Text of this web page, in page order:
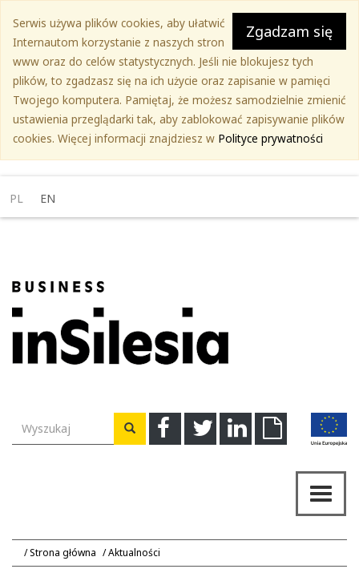
treści
głównej
Zgadzam się
Serwis używa plików cookies, aby ułatwić
Internautom korzystanie z naszych stron
www oraz do celów statystycznych. Jeśli nie blokujesz tych
plików, to zgadzasz się na ich użycie oraz zapisanie w pamięci
Twojego komputera. Pamiętaj, że możesz samodzielnie zmienić
ustawienia przeglądarki tak, aby zablokować zapisywanie plików
cookies. Więcej informacji znajdziesz w Polityce prywatności
PL EN
FacebookTwitterLinkedinDownload
Wyszukiwarka Wyszukaj
Strona główna Aktualności